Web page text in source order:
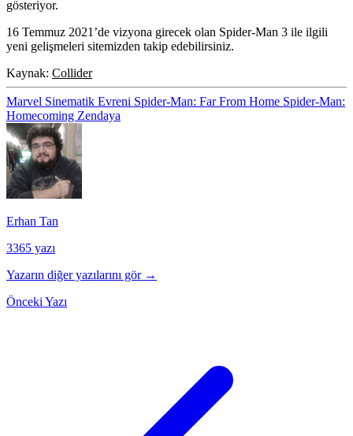
gösteriyor.
16 Temmuz 2021’de vizyona girecek olan Spider-Man 3 ile ilgili
yeni gelişmeleri sitemizden takip edebilirsiniz.
Kaynak: Collider
Marvel Sinematik Evreni Spider-Man: Far From Home Spider-Man:
Homecoming Zendaya
Erhan Tan
3365 yazı
Yazarın diğer yazılarını gör →
Önceki Yazı